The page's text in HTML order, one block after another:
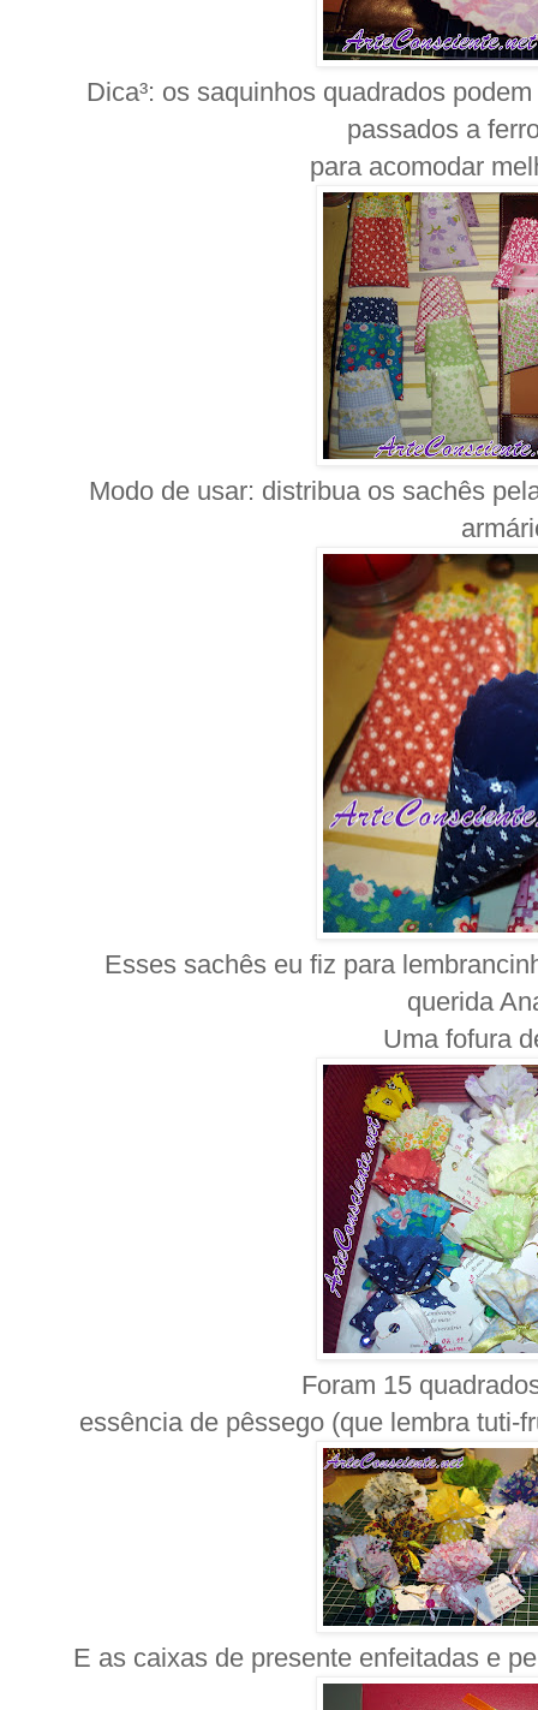
Dica³: os saquinhos quadrados
passados a
para acomodar
Modo de usar: distribua os sachês
Esses sachês eu fiz para
querida
Uma fofura
Foram 15
essência de pêssego (que lembra tuti-
E as caixas de presente enfeitadas e